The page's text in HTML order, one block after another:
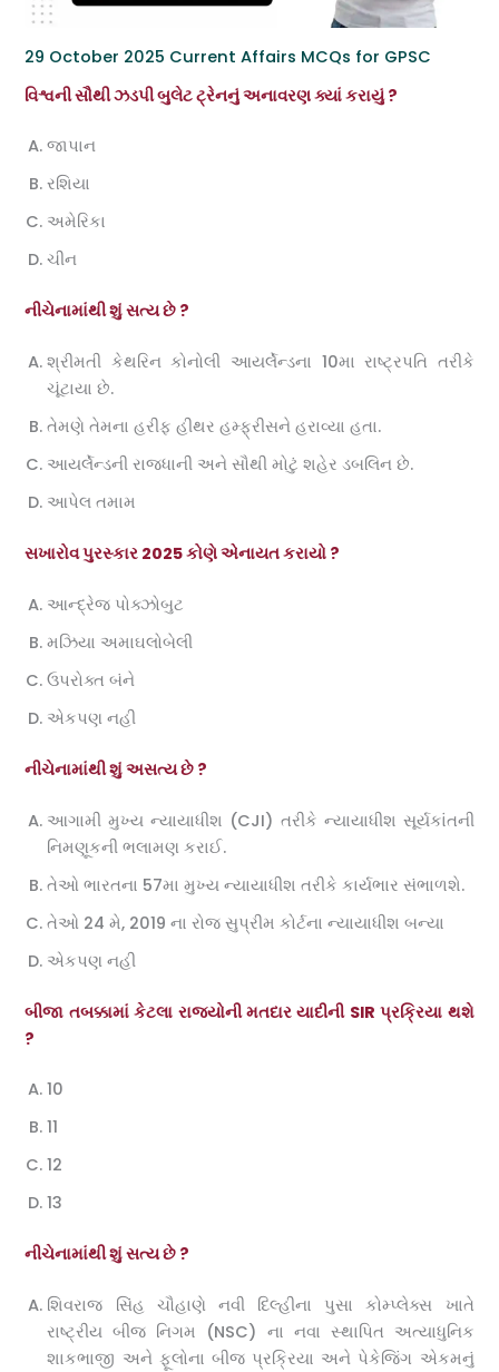
29 October 2025 Current Affairs MCQs for GPSC
વિશ્વની સૌથી ઝડપી બુલેટ ટ્રેનનું અનાવરણ ક્યાં કરાયું ?
જાપાન
રશિયા
અમેરિકા
ચીન
નીચેનામાંથી શું સત્ય છે ?
શ્રીમતી કેથરિન કોનોલી આયર્લેન્ડના 10મા રાષ્ટ્રપતિ તરીકે
ચૂંટાયા છે.
તેમણે તેમના હરીફ હીથર હમ્ફ્રીસને હરાવ્યા હતા.
આયર્લેન્ડની રાજધાની અને સૌથી મોટું શહેર ડબલિન છે.
આપેલ તમામ
સખારોવ પુરસ્કાર 2025 કોણે એનાયત કરાયો ?
આન્દ્રેજ પોક્ઝોબુટ
મઝિયા અમાઘલોબેલી
ઉપરોક્ત બંને
એકપણ નહી
નીચેનામાંથી શું અસત્ય છે ?
આગામી મુખ્ય ન્યાયાધીશ (CJI) તરીકે ન્યાયાધીશ સૂર્યકાંતની
નિમણૂકની ભલામણ કરાઈ.
તેઓ ભારતના 57મા મુખ્ય ન્યાયાધીશ તરીકે કાર્યભાર સંભાળશે.
તેઓ 24 મે, 2019 ના રોજ સુપ્રીમ કોર્ટના ન્યાયાધીશ બન્યા
એકપણ નહી
બીજા તબક્કામાં કેટલા રાજ્યોની મતદાર યાદીની SIR પ્રક્રિયા થશે
?
10
11
12
13
નીચેનામાંથી શું સત્ય છે ?
શિવરાજ સિંહ ચૌહાણે નવી દિલ્હીના પુસા કોમ્પ્લેક્સ ખાતે
રાષ્ટ્રીય બીજ નિગમ (NSC) ના નવા સ્થાપિત અત્યાધુનિક
શાકભાજી અને ફૂલોના બીજ પ્રક્રિયા અને પેકેજિંગ એકમનું